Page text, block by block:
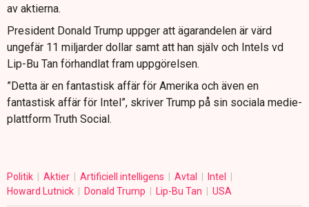
av aktierna.
President Donald Trump uppger att ägarandelen är värd
ungefär 11 miljarder dollar samt att han själv och Intels vd
Lip-Bu Tan förhandlat fram uppgörelsen.
”Detta är en fantastisk affär för Amerika och även en
fantastisk affär för Intel”, skriver Trump på sin sociala medie-
plattform Truth Social.
Politik Aktier Artificiell intelligens Avtal
Intel
Howard Lutnick
Donald Trump Lip-Bu Tan USA